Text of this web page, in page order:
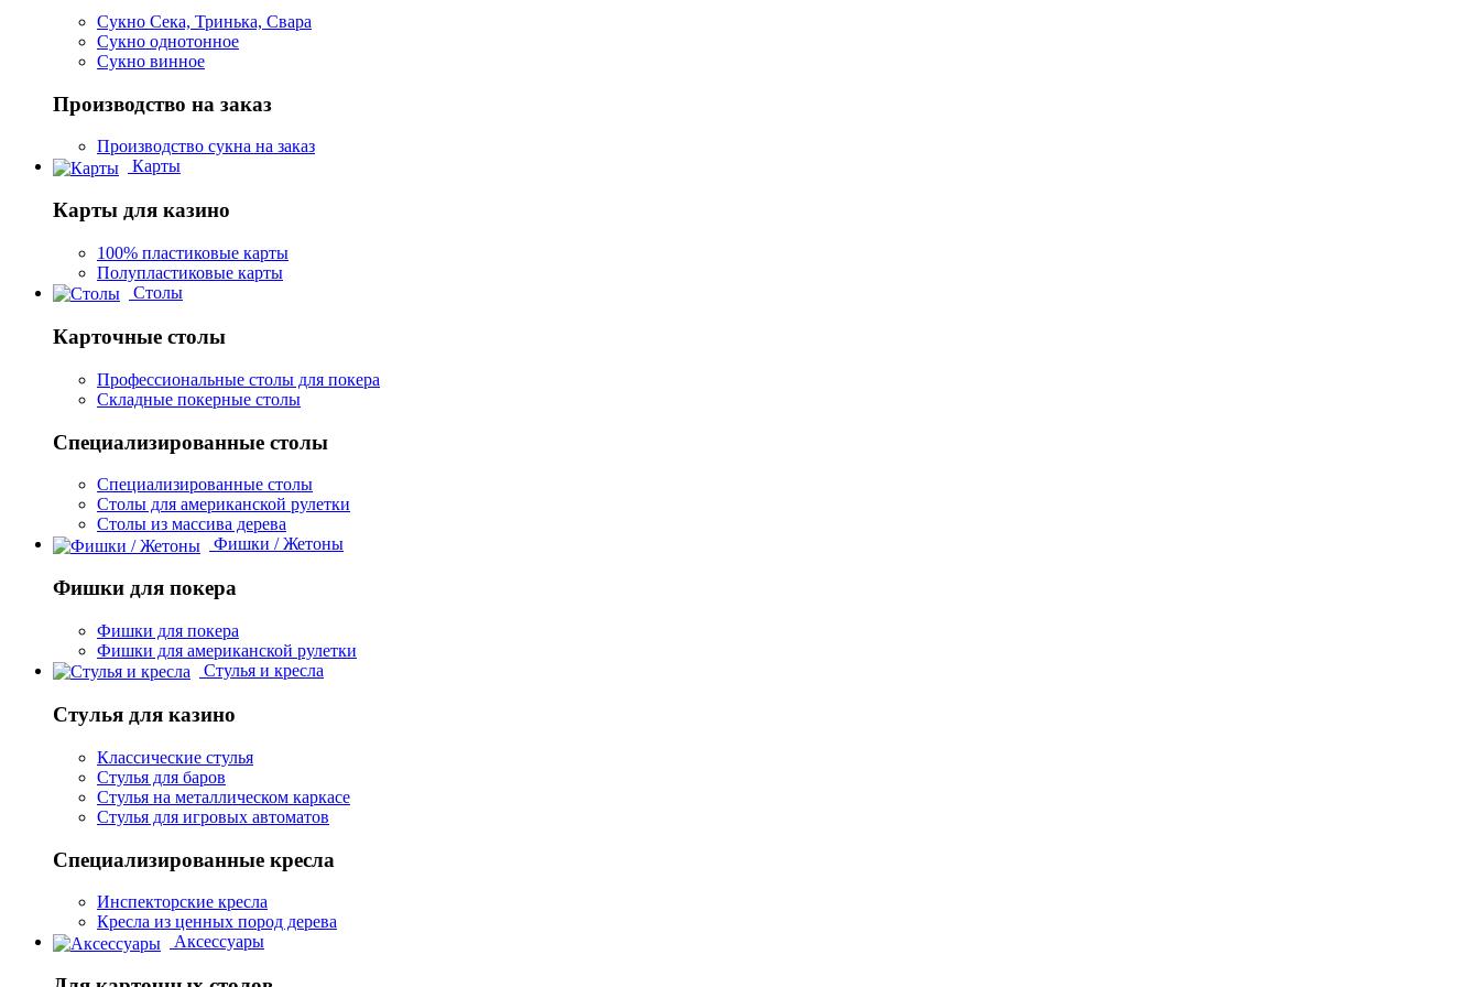
Сукно Сека, Тринька, Свара
Сукно однотонное
Сукно винное
Производство на заказ
Производство сукна на заказ
Карты
Карты для казино
100% пластиковые карты
Полупластиковые карты
Столы
Карточные столы
Профессиональные столы для покера
Складные покерные столы
Специализированные столы
Специализированные столы
Столы для американской рулетки
Столы из массива дерева
Фишки / Жетоны
Фишки для покера
Фишки для покера
Фишки для американской рулетки
Стулья и кресла
Стулья для казино
Классические стулья
Стулья для баров
Стулья на металлическом каркасе
Стулья для игровых автоматов
Специализированные кресла
Инспекторские кресла
Кресла из ценных пород дерева
Аксессуары